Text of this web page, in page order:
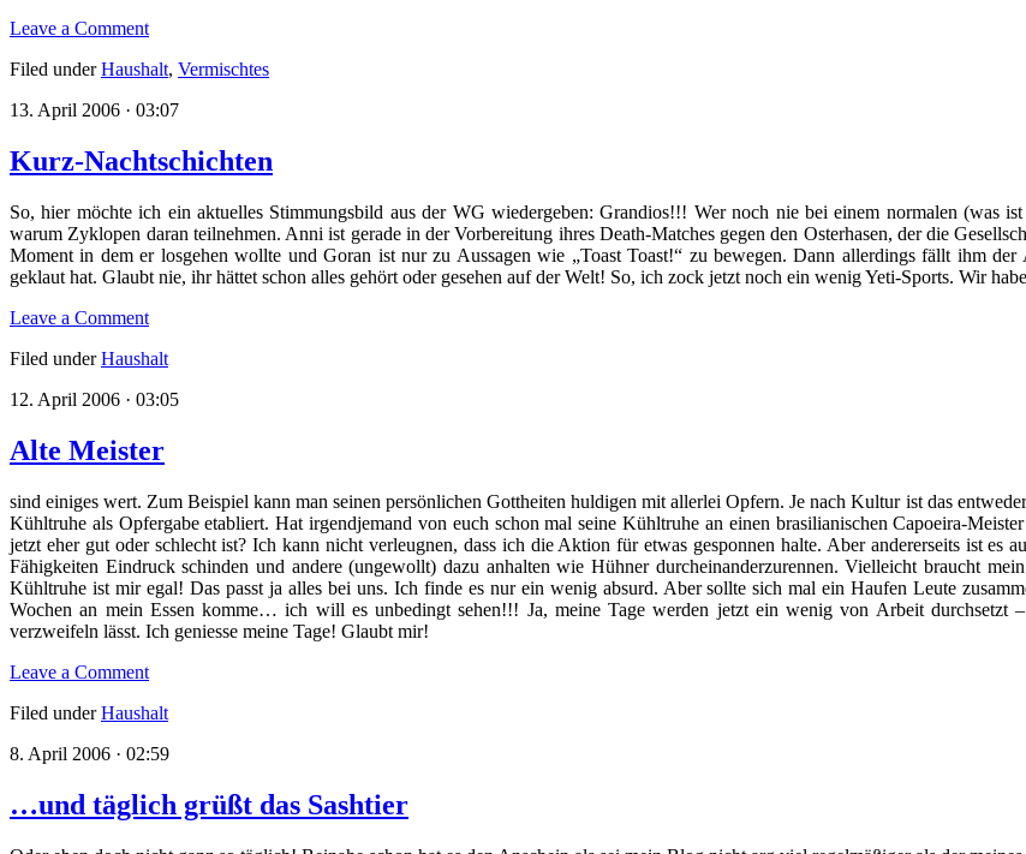
Leave a Comment
Filed underHaushalt, Vermischtes
13. April 2006 · 03:07
Kurz-Nachtschichten
So, hier möchte ich ein aktuelles Stimmungsbild aus der WG wiedergeben: Grandios!!! Wer noch nie bei einem normalen (was
warum Zyklopen daran teilnehmen. Anni ist gerade in der Vorbereitung ihres Death-Matches gegen den Osterhasen, der die
Moment in dem er losgehen wollte und Goran ist nur zu Aussagen wie „Toast Toast!“ zu bewegen. Dann allerdings fällt ihm
geklaut hat. Glaubt nie, ihr hättet schon alles gehört oder gesehen auf der Welt! So, ich zock jetzt noch ein wenig Yeti-Sports. Wir
Leave a Comment
Filed underHaushalt
12. April 2006 · 03:05
Alte Meister
sind einiges wert. Zum Beispiel kann man seinen persönlichen Gottheiten huldigen mit allerlei Opfern. Je nach Kultur ist das
Kühltruhe als Opfergabe etabliert. Hat irgendjemand von euch schon mal seine Kühltruhe an einen brasilianischen Capoeira-
jetzt eher gut oder schlecht ist? Ich kann nicht verleugnen, dass ich die Aktion für etwas gesponnen halte. Aber andererseits ist
Fähigkeiten Eindruck schinden und andere (ungewollt) dazu anhalten wie Hühner durcheinanderzurennen. Vielleicht braucht
Kühltruhe ist mir egal! Das passt ja alles bei uns. Ich finde es nur ein wenig absurd. Aber sollte sich mal ein Haufen Leute
Wochen an mein Essen komme… ich will es unbedingt sehen!!! Ja, meine Tage werden jetzt ein wenig von Arbeit durchsetzt
verzweifeln lässt. Ich geniesse meine Tage! Glaubt mir!
Leave a Comment
Filed underHaushalt
8. April 2006 · 02:59
…und täglich grüßt das Sashtier